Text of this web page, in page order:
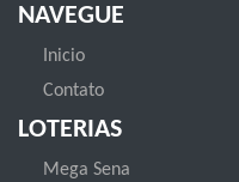
NAVEGUE
Inicio
Contato
LOTERIAS
Mega Sena